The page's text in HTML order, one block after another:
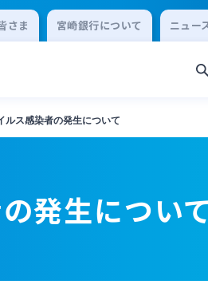
さま 宮崎銀行について ニュー
ルス感染者の発生について
発生について